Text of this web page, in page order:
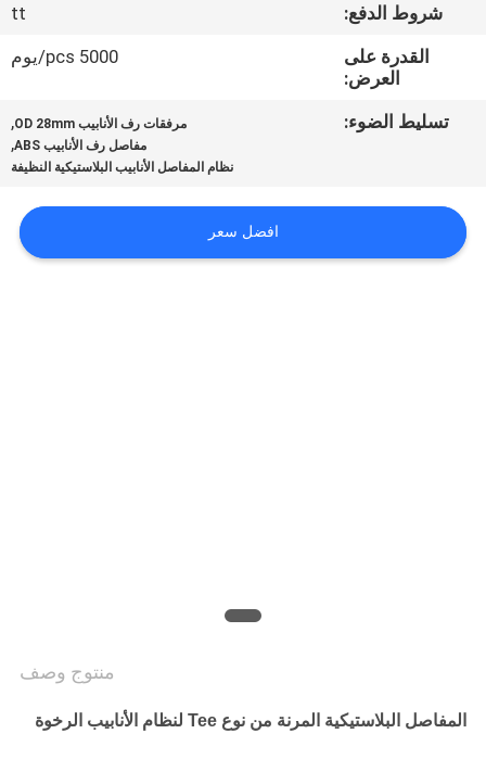
اطلب
اقتباس
خريطة
سياسة
الخصوصية
شروط الدفع:
tt
القدرة على
العرض:
5000 pcs/يوم
تسليط الضوء: مرفقات رف الأنابيب OD 28mm ,
مفاصل رف الأنابيب ABS ,
نظام المفاصل الأنابيب البلاستيكية النظيفة
افضل سعر
منتوج وصف
المفاصل البلاستيكية المرنة من نوع Tee لنظام الأنابيب الرخوة